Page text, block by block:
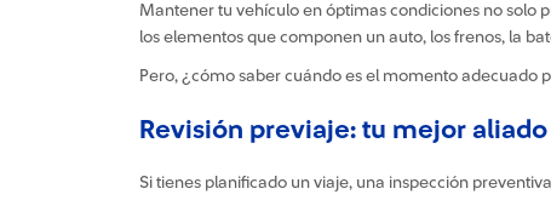
Mantener tu vehículo en óptimas condiciones no solo
los elementos que componen un auto, los frenos, la
Pero, ¿cómo saber cuándo es el momento adecuado
Revisión previaje: tu mejor
Si tienes planificado un viaje, una inspección